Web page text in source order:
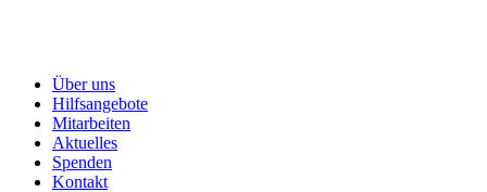
Über uns
Hilfsangebote
Mitarbeiten
Aktuelles
Spenden
Kontakt